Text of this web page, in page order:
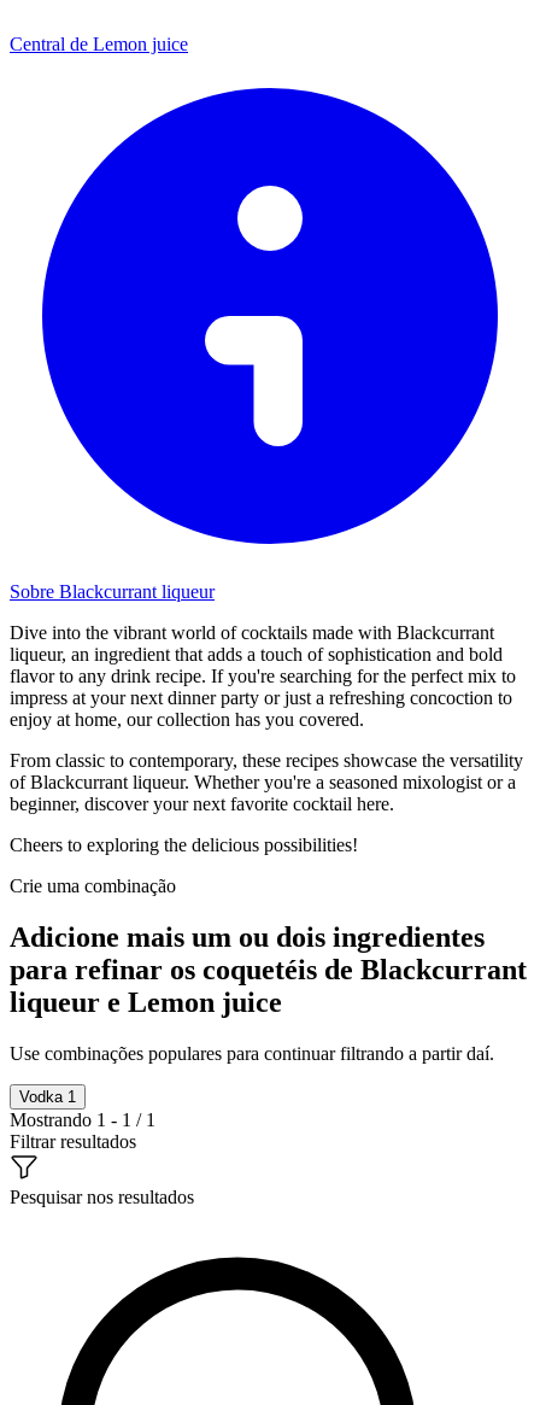
Central de Lemon juice
Sobre Blackcurrant liqueur
Dive into the vibrant world of cocktails made with Blackcurrant
liqueur, an ingredient that adds a touch of sophistication and bold
flavor to any drink recipe. If you're searching for the perfect mix to
impress at your next dinner party or just a refreshing concoction to
enjoy at home, our collection has you covered.
From classic to contemporary, these recipes showcase the versatility
of Blackcurrant liqueur. Whether you're a seasoned mixologist or a
beginner, discover your next favorite cocktail here.
Cheers to exploring the delicious possibilities!
Crie uma combinação
Adicione mais um ou dois ingredientes
para refinar os coquetéis de Blackcurrant
liqueur e Lemon juice
Use combinações populares para continuar filtrando a partir daí.
Vodka 1
Mostrando 1 - 1 / 1
Filtrar resultados
Pesquisar nos resultados